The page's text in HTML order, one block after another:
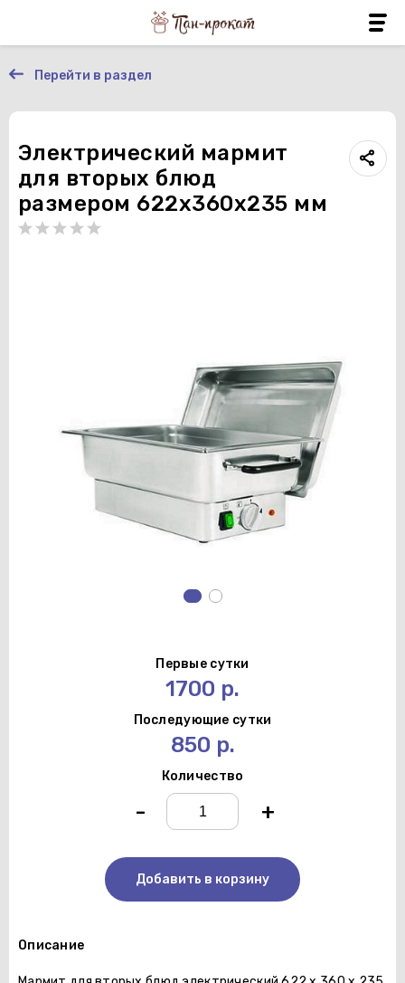
Перейти в раздел
Электрический мармит
для вторых блюд
размером 622х360х235 мм
Первые сутки
1700 р.
Последующие сутки
850 р.
Количество
- +
Добавить в корзину
Описание